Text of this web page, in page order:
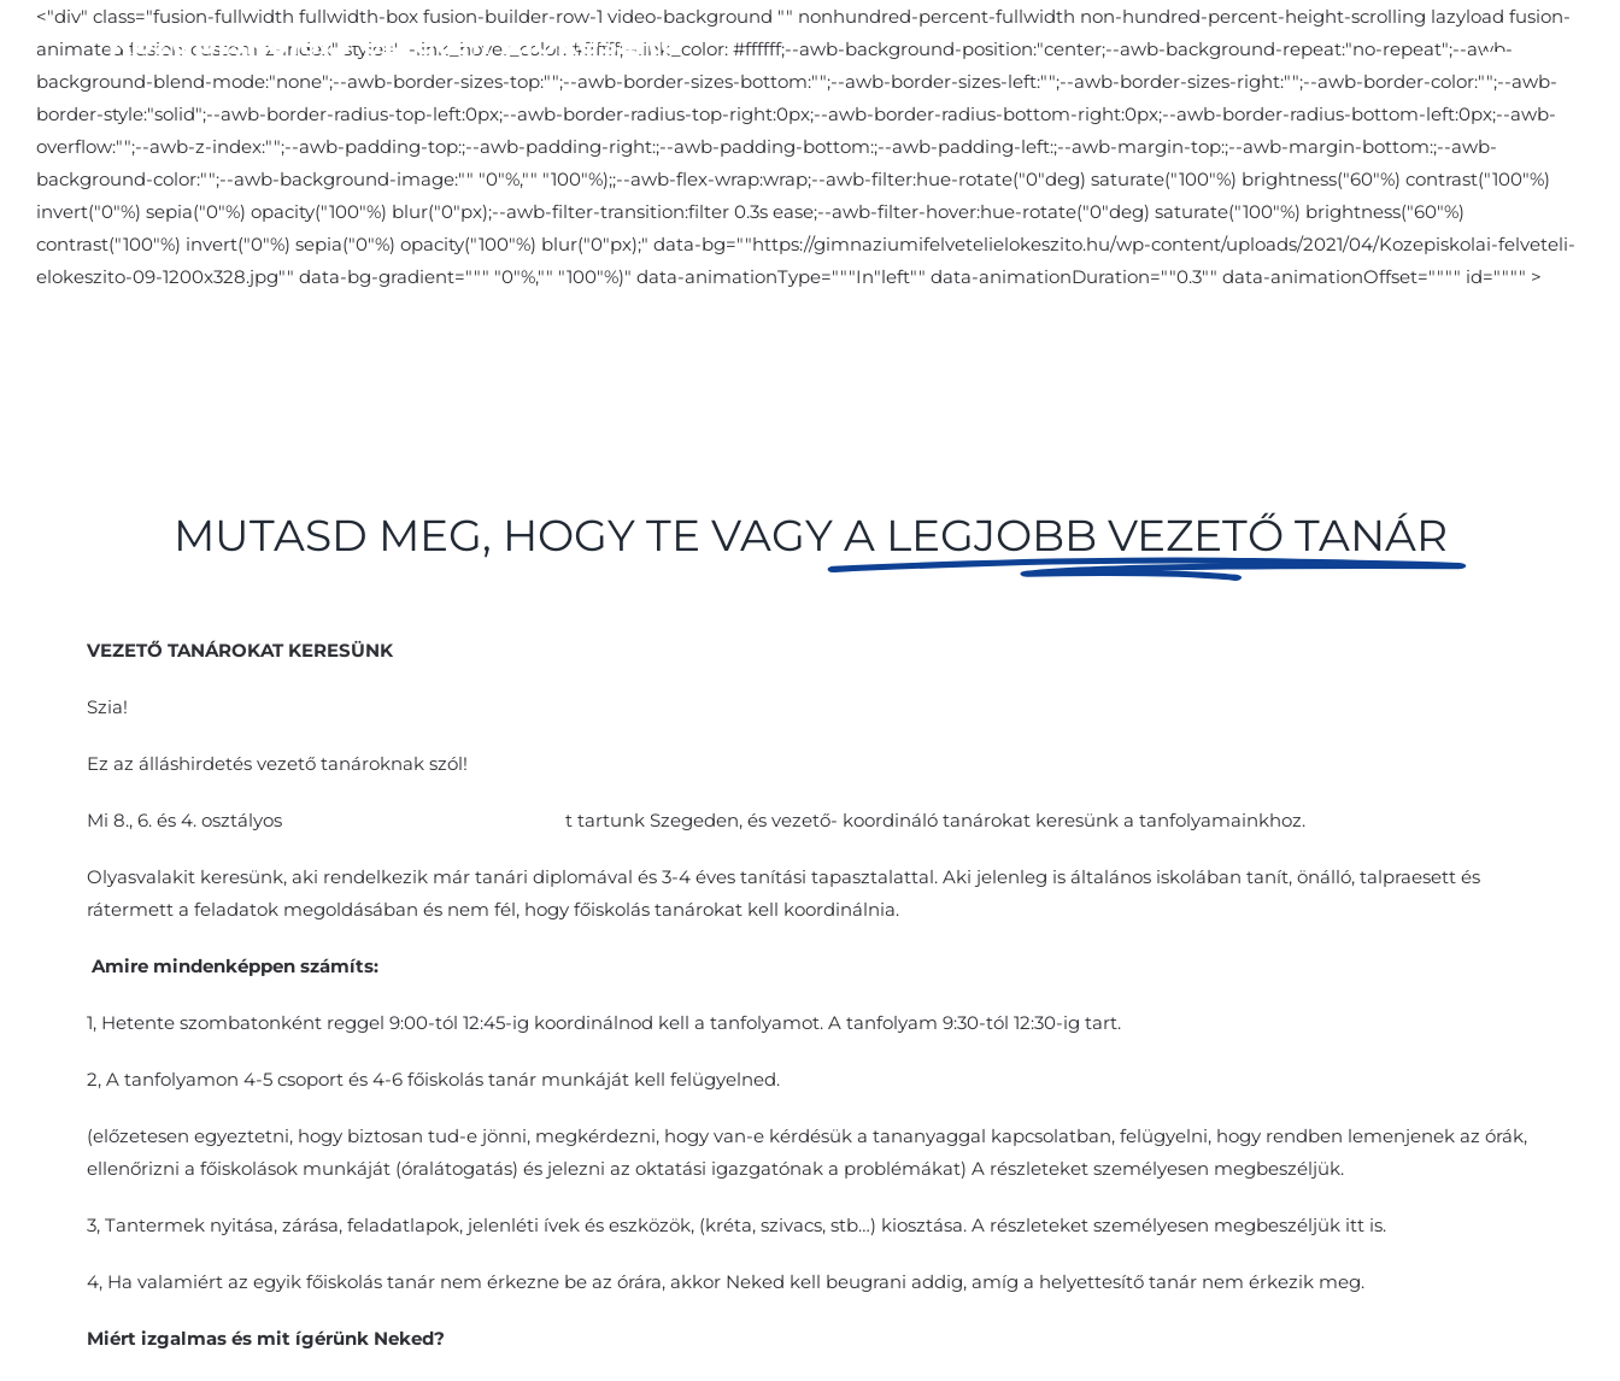
Kihagyás<"div" class="fusion-fullwidth fullwidth-box fusion-builder-row-1 video-background "" nonhundred-percent-fullwidth non-hundred-percent-height-scrolling lazyload fusion-
animated fusion-custom-z-index" style="--link_hover_color: #ffffff;--link_color: #ffffff;--awb-background-position:"center;--awb-background-repeat:"no-repeat";--awb-
background-blend-mode:"none";--awb-border-sizes-top:"";--awb-border-sizes-bottom:"";--awb-border-sizes-left:"";--awb-border-sizes-right:"";--awb-border-color:"";--awb-
border-style:"solid";--awb-border-radius-top-left:0px;--awb-border-radius-top-right:0px;--awb-border-radius-bottom-right:0px;--awb-border-radius-bottom-left:0px;--awb-
overflow:"";--awb-z-index:"";--awb-padding-top:;--awb-padding-right:;--awb-padding-bottom:;--awb-padding-left:;--awb-margin-top:;--awb-margin-bottom:;--awb-
background-color:"";--awb-background-image:"" "0"%,"" "100"%);;--awb-flex-wrap:wrap;--awb-filter:hue-rotate("0"deg) saturate("100"%) brightness("60"%) contrast("100"%)
invert("0"%) sepia("0"%) opacity("100"%) blur("0"px);--awb-filter-transition:filter 0.3s ease;--awb-filter-hover:hue-rotate("0"deg) saturate("100"%) brightness("60"%)
contrast("100"%) invert("0"%) sepia("0"%) opacity("100"%) blur("0"px);" data-bg=""https://gimnaziumifelvetelielokeszito.hu/wp-content/uploads/2021/04/Kozepiskolai-felveteli-
elokeszito-09-1200x328.jpg"" data-bg-gradient=""" "0"%,"" "100"%)" data-animationType="""In"left"" data-animationDuration=""0.3"" data-animationOffset="""" id="""" >
MUTASD MEG, HOGY TE VAGY A LEGJOBB VEZETŐ TANÁR
VEZETŐ TANÁROKAT KERESÜNK
Szia!
Ez az álláshirdetés vezető tanároknak szól!
Mi 8., 6. és 4. osztályos t tartunk Szegeden, és vezető- koordináló tanárokat keresünk a tanfolyamainkhoz.
Olyasvalakit keresünk, aki rendelkezik már tanári diplomával és 3-4 éves tanítási tapasztalattal. Aki jelenleg is általános iskolában tanít, önálló, talpraesett és
rátermett a feladatok megoldásában és nem fél, hogy főiskolás tanárokat kell koordinálnia.
Amire mindenképpen számíts:
1, Hetente szombatonként reggel 9:00-tól 12:45-ig koordinálnod kell a tanfolyamot. A tanfolyam 9:30-tól 12:30-ig tart.
2, A tanfolyamon 4-5 csoport és 4-6 főiskolás tanár munkáját kell felügyelned.
(előzetesen egyeztetni, hogy biztosan tud-e jönni, megkérdezni, hogy van-e kérdésük a tananyaggal kapcsolatban, felügyelni, hogy rendben lemenjenek az órák,
ellenőrizni a főiskolások munkáját (óralátogatás) és jelezni az oktatási igazgatónak a problémákat) A részleteket személyesen megbeszéljük.
3, Tantermek nyitása, zárása, feladatlapok, jelenléti ívek és eszközök, (kréta, szivacs, stb…) kiosztása. A részleteket személyesen megbeszéljük itt is.
4, Ha valamiért az egyik főiskolás tanár nem érkezne be az órára, akkor Neked kell beugrani addig, amíg a helyettesítő tanár nem érkezik meg.
Miért izgalmas és mit ígérünk Neked?